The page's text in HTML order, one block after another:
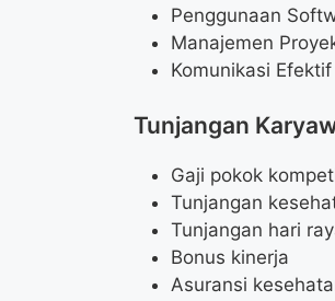
Penggunaan
Manajemen
Komunikasi Efektif
Tunjangan
Gaji pokok
Tunjangan
Tunjangan hari
Bonus kinerja
Asuransi